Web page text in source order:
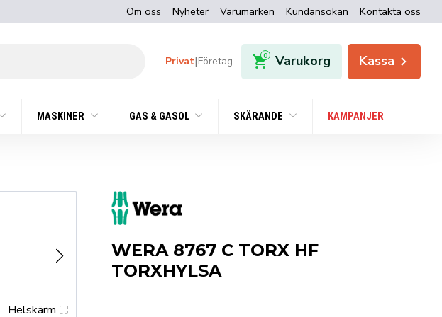
Om oss Nyheter Varumärken Kundansökan Kontakta oss
Privat|Företag 0 Varukorg Kassa
MASKINER GAS & GASOL SKÄRANDE KAMPANJER
Helskärm
WERA 8767 C TORX HF
TORXHYLSA